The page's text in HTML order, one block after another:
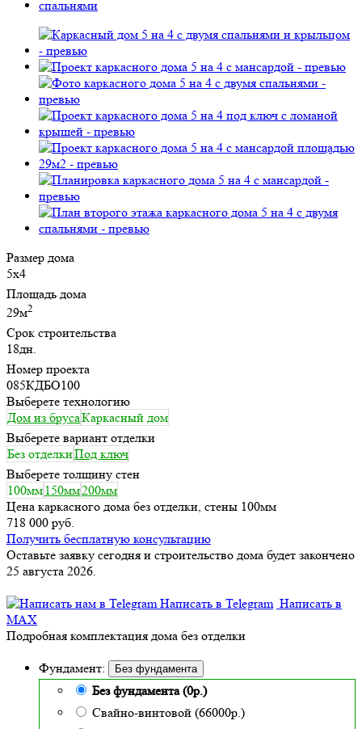
Размер дома
5х4
Площадь дома
29м2
Срок строительства
18дн.
Номер проекта
085КДБО100
Выберете технологию
Дом из брусаКаркасный дом
Выберете вариант отделки
Без отделкиПод ключ
Выберете толщину стен
100мм 150мм200мм
Цена каркасного дома без отделки, стены 100мм
718 000 руб.
Получить бесплатную консультацию
Оставьте заявку сегодня и строительство дома будет закончено
25 августа 2026.
Написать в Telegram Написать в
MAX
Подробная комплектация дома без отделки
Фундамент: Без фундамента
Без фундамента (0р.)
Свайно-винтовой (66000р.)